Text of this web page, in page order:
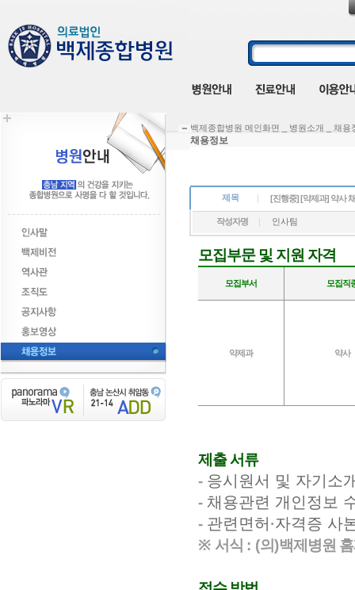
백제종합병원 메인화면 _ 병원소개 _ 채용
채용정보
제목 [진행중] [약제과] 약사
작성자명 인사팀
모집부문 및 지원 자격
모집부서 모집직
약제과 약사
제출 서류
- 응시원서 및 자기소
- 채용관련 개인정보
- 관련면허 ·자격증 사
※ 서식 : (의)백제병원